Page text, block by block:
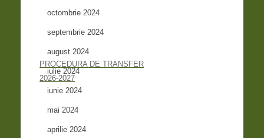
PROCEDURA DE TRANSFER
2026-2027
octombrie 2024
septembrie 2024
august 2024
iulie 2024
iunie 2024
mai 2024
aprilie 2024